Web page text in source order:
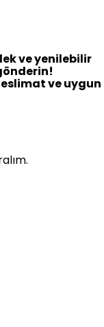
ve yenilebilir
ve uygun